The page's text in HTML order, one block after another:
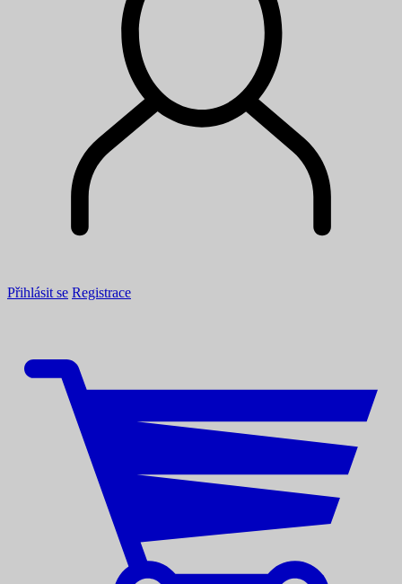
Přihlásit se Registrace